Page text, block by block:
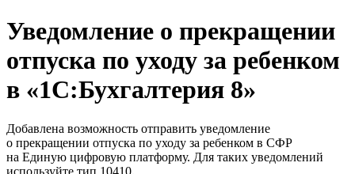
Уведомление о прекращении
отпуска по уходу за ребенком
в «1С:Бухгалтерия 8»
Добавлена возможность отправить уведомление
о прекращении отпуска по уходу за ребенком в СФР
на Единую цифровую платформу. Для таких уведомлений
используйте тип 10410.